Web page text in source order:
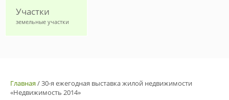
Участки
земельные участки
Главная /30-я ежегодная выставка жилой недвижимости
«Недвижимость 2014»